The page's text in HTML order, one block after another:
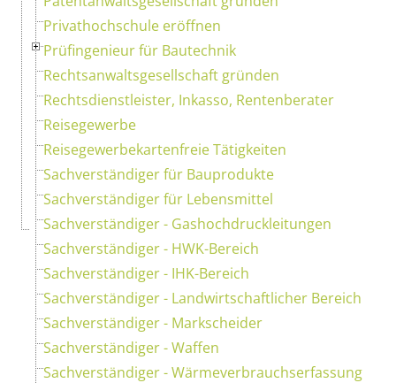
Privathochschule eröffnen
Prüfingenieur für Bautechnik
Rechtsanwaltsgesellschaft gründen
Rechtsdienstleister, Inkasso, Rentenberater
Reisegewerbe
Reisegewerbekartenfreie Tätigkeiten
Sachverständiger für Bauprodukte
Sachverständiger für Lebensmittel
Sachverständiger - Gashochdruckleitungen
Sachverständiger - HWK-Bereich
Sachverständiger - IHK-Bereich
Sachverständiger - Landwirtschaftlicher Bereich
Sachverständiger - Markscheider
Sachverständiger - Waffen
Sachverständiger - Wärmeverbrauchserfassung